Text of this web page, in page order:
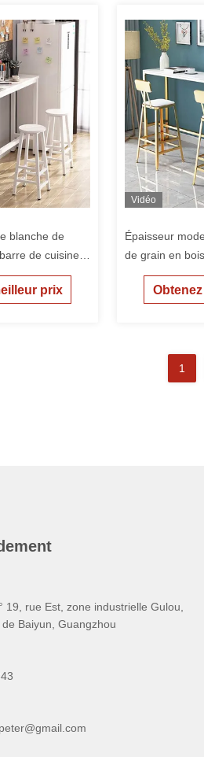
blanche de
de cuisine
en métal
prix
Vidéo
Épaisseur
de grain en
pouces
1
19, rue Est, zone industrielle Gulou,
Baiyun, Guangzhou